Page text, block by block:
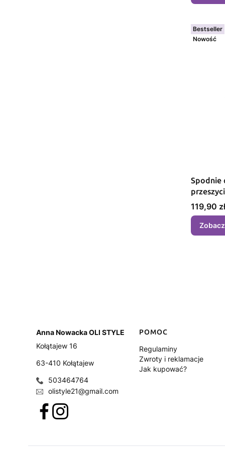
Bestseller
Nowość
Spodnie
Cena
119,90 zł
Anna Nowacka OLI STYLE
Kołątajew 16
63-410 Kołątajew
503464764
olistyle21@gmail.com
Linki w stopce
POMOC
Regulaminy
Zwroty i reklamacje
Jak kupować?